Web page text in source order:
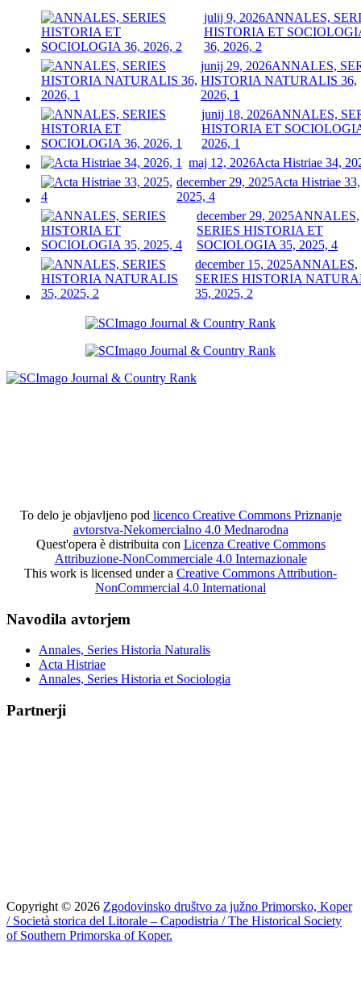
julij 9, 2026ANNALES,
HISTORIA ET
36, 2026, 2
junij 29, 2026ANNALES,
HISTORIA NATURALIS 36,
2026, 1
junij 18, 2026ANNALES,
HISTORIA ET
2026, 1
maj 12, 2026Acta Histriae 34,
december 29, 2025Acta Histriae 33,
2025, 4
december 29, 2025ANNALES,
SERIES HISTORIA ET
SOCIOLOGIA 35, 2025, 4
december 15, 2025ANNALES,
SERIES HISTORIA
35, 2025, 2
To delo je objavljeno pod licenco Creative Commons Priznanje
avtorstva-Nekomercialno 4.0 Mednarodna
Quest'opera è distribuita con Licenza Creative Commons
Attribuzione-NonCommerciale 4.0 Internazionale
This work is licensed under a Creative Commons Attribution-
NonCommercial 4.0 International
Navodila avtorjem
Annales, Series Historia Naturalis
Acta Histriae
Annales, Series Historia et Sociologia
Partnerji
Copyright © 2026 Zgodovinsko društvo za južno Primorsko, Koper
/ Società storica del Litorale – Capodistria / The Historical Society
of Southern Primorska of Koper.